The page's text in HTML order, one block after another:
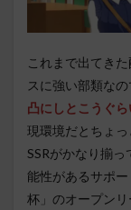
これまで出てき
スに強い部類なの
凸にしとこうぐ
現環境だとちょ
SSRがかなり揃
能性があるサポ
杯」のオープン